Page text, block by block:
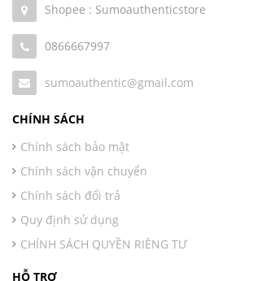
Shopee : Sumoauthenticstore
0866667997
sumoauthentic@gmail.com
CHÍNH SÁCH
Chính sách bảo mật
Chính sách vận chuyển
Chính sách đổi trả
Quy định sử dụng
CHÍNH SÁCH QUYỀN RIÊNG TƯ
HỖ TRỢ